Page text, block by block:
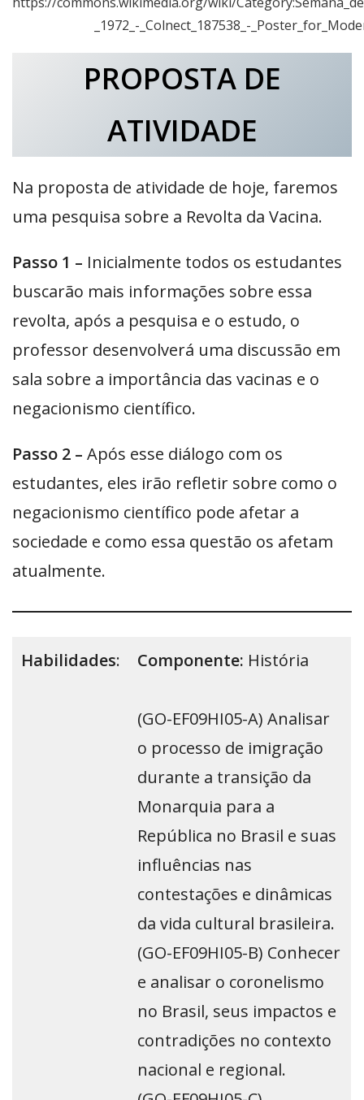
_1972_-_Colnect_187538_-
PROPOSTA DE
ATIVIDADE
Na proposta de atividade de hoje, faremos
uma pesquisa sobre a Revolta da Vacina.
Passo 1 – Inicialmente todos os estudantes
buscarão mais informações sobre essa
revolta, após a pesquisa e o estudo, o
professor desenvolverá uma discussão em
sala sobre a importância das vacinas e o
negacionismo científico.
Passo 2 – Após esse diálogo com os
estudantes, eles irão refletir sobre como o
negacionismo científico pode afetar a
sociedade e como essa questão os afetam
atualmente.
Habilidades: Componente: História
(GO-EF09HI05-A) Analisar
o processo de imigração
durante a transição da
Monarquia para a
República no Brasil e suas
influências nas
contestações e dinâmicas
da vida cultural brasileira.
(GO-EF09HI05-B) Conhecer
e analisar o coronelismo
no Brasil, seus impactos e
contradições no contexto
nacional e regional.